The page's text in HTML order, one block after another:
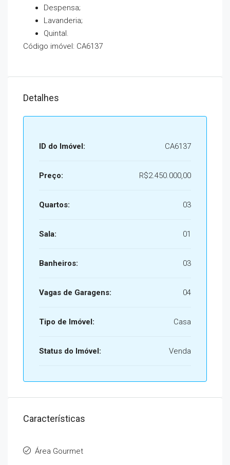
Despensa;
Lavanderia;
Quintal.
Código imóvel: CA6137
Detalhes
ID do Imóvel: CA6137
Preço: R$2.450.000,00
Quartos: 03
Sala: 01
Banheiros: 03
Vagas de Garagens: 04
Tipo de Imóvel: Casa
Status do Imóvel: Venda
Características
Área Gourmet